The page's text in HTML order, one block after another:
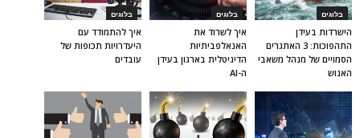
בלוגים
איך להתמודד עם
היעדרויות תכופות של
עובדים
בלוגים
איך לשרוד את
האנאלפביתיוּת
הדיגיטלית בארגון בעידן
ה-AI
בלוגים
הישרדות בעידן
התהפוכות: 3 האתגרים
הסמויים של מנהל משאבי
האנוש